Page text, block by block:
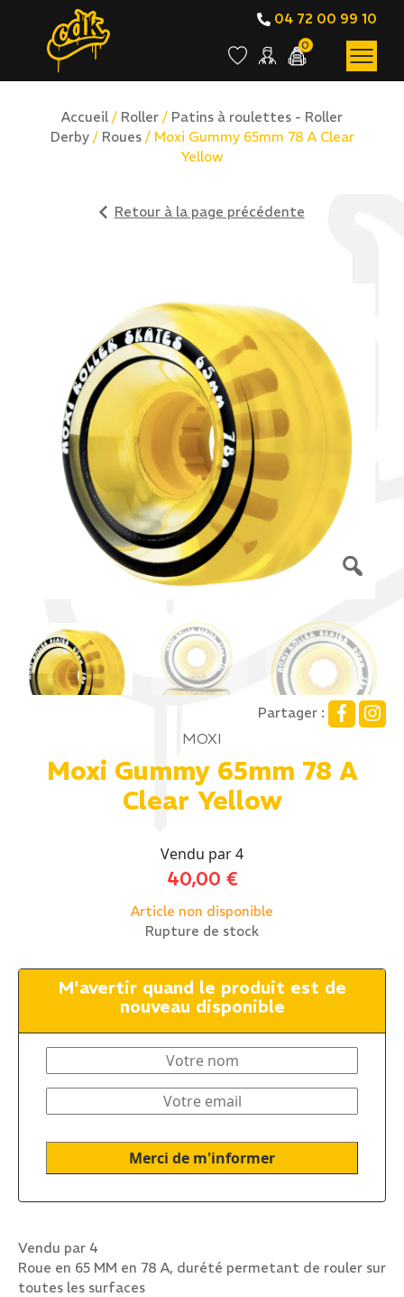
04 72 00 99 10
0
Accueil / Roller / Patins à roulettes - Roller
Derby/ Roues/ Moxi Gummy 65mm 78 A Clear
Yellow
Retour à la page précédente
Partager :
MOXI
Moxi Gummy 65mm 78 A
Clear Yellow
Vendu par 4
40,00 €
Article non disponible
Rupture de stock
M'avertir quand le produit est de
nouveau disponible
Vendu par 4
Roue en 65 MM en 78 A, durété permetant de rouler sur
toutes les surfaces